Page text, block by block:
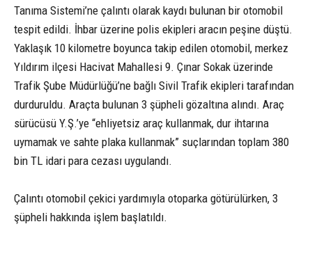
Tanıma Sistemi’ne çalıntı olarak kaydı bulunan bir otomobil
tespit edildi. İhbar üzerine polis ekipleri aracın peşine düştü.
Yaklaşık 10 kilometre boyunca takip edilen otomobil, merkez
Yıldırım ilçesi Hacivat Mahallesi 9. Çınar Sokak üzerinde
Trafik Şube Müdürlüğü’ne bağlı Sivil Trafik ekipleri tarafından
durduruldu. Araçta bulunan 3 şüpheli gözaltına alındı. Araç
sürücüsü Y.Ş.’ye “ehliyetsiz araç kullanmak, dur ihtarına
uymamak ve sahte plaka kullanmak” suçlarından toplam 380
bin TL idari para cezası uygulandı.
Çalıntı otomobil çekici yardımıyla otoparka götürülürken, 3
şüpheli hakkında işlem başlatıldı.